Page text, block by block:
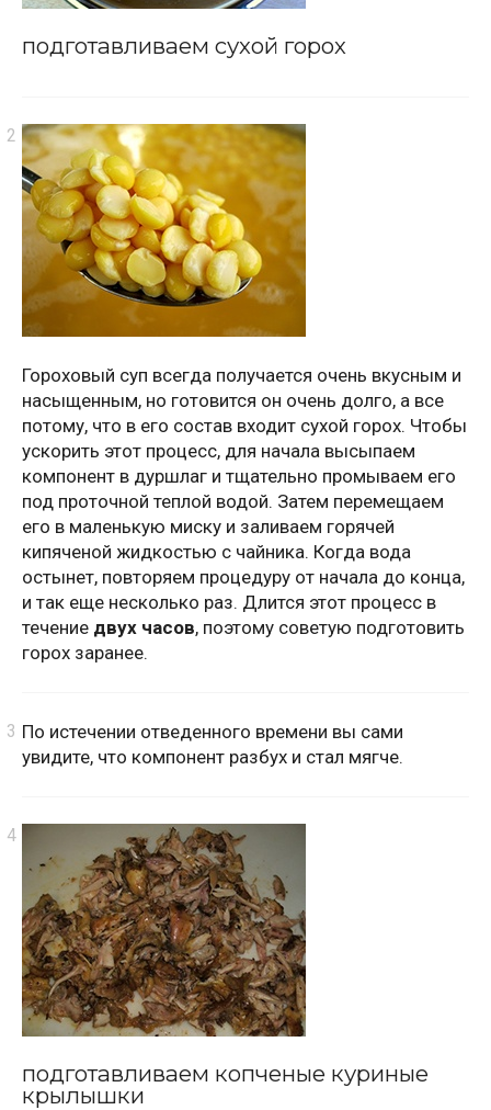
подготавливаем сухой горох
Гороховый суп всегда получается очень вкусным и
насыщенным, но готовится он очень долго, а все
потому, что в его состав входит сухой горох. Чтобы
ускорить этот процесс, для начала высыпаем
компонент в дуршлаг и тщательно промываем его
под проточной теплой водой. Затем перемещаем
его в маленькую миску и заливаем горячей
кипяченой жидкостью с чайника. Когда вода
остынет, повторяем процедуру от начала до конца,
и так еще несколько раз. Длится этот процесс в
течение двух часов, поэтому советую подготовить
горох заранее.
По истечении отведенного времени вы сами
увидите, что компонент разбух и стал мягче.
подготавливаем копченые куриные
крылышки